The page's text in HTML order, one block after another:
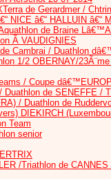
de Gerardmer /
NICE â€“ HALLUIN
de Braine
Ã VAUDIGNIES
Cambrai / Duathlon
1/2 OBERNAY/
/ Coupe
Duathlon de SENEFFE
/ Duathlon de
DIEKIRCH
Team
senior
/Triathlon de